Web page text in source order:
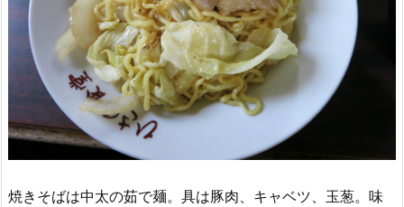
焼きそばは中太の茹で麺。具は豚肉、キャベツ、玉葱。味